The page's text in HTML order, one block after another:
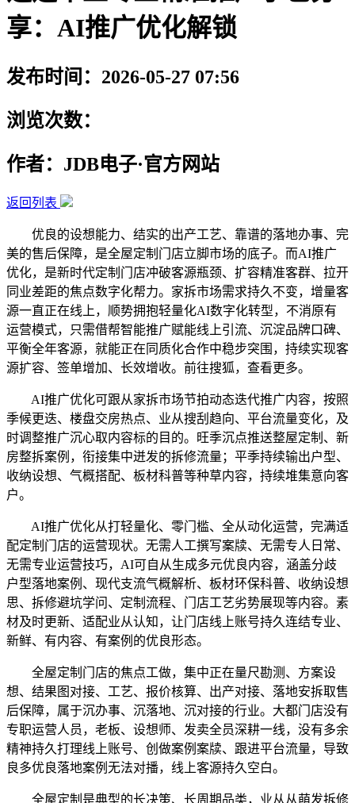
享：AI推广优化解锁
发布时间：2026-05-27 07:56
浏览次数：
作者：JDB电子·官方网站
返回列表
优良的设想能力、结实的出产工艺、靠谱的落地办事、完
美的售后保障，是全屋定制门店立脚市场的底子。而AI推广
优化，是新时代定制门店冲破客源瓶颈、扩容精准客群、拉开
同业差距的焦点数字化帮力。家拆市场需求持久不变，增量客
源一直正在线上，顺势拥抱轻量化AI数字化转型，不消原有
运营模式，只需借帮智能推广赋能线上引流、沉淀品牌口碑、
平衡全年客源，就能正在同质化合作中稳步突围，持续实现客
源扩容、签单增加、长效增收。前往搜狐，查看更多。
AI推广优化可跟从家拆市场节拍动态迭代推广内容，按照
季候更迭、楼盘交房热点、业从搜刮趋向、平台流量变化，及
时调整推广沉心取内容标的目的。旺季沉点推送整屋定制、新
房整拆案例，衔接集中迸发的拆修流量；平季持续输出户型、
收纳设想、气概搭配、板材科普等种草内容，持续堆集意向客
户。
AI推广优化从打轻量化、零门槛、全从动化运营，完满适
配定制门店的运营现状。无需人工撰写案牍、无需专人日常、
无需专业运营技巧，AI可自从生成多元优良内容，涵盖分歧
户型落地案例、现代支流气概解析、板材环保科普、收纳设想
思、拆修避坑学问、定制流程、门店工艺劣势展现等内容。素
材及时更新、适配业从认知，让门店线上账号持久连结专业、
新鲜、有内容、有案例的优良形态。
全屋定制门店的焦点工做，集中正在量尺勘测、方案设
想、结果图对接、工艺、报价核算、出产对接、落地安拆取售
后保障，属于沉办事、沉落地、沉对接的行业。大都门店没有
专职运营人员，老板、设想师、发卖全员深耕一线，没有多余
精神持久打理线上账号、创做案例案牍、跟进平台流量，导致
良多优良落地案例无法对播，线上客源持久空白。
全屋定制是典型的长决策、长周期品类，业从从萌发拆修